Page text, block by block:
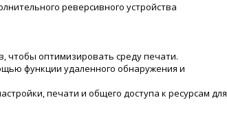
реверсивного устройства
чтобы оптимизировать среду печати.
функции удаленного обнаружения и
печати и общего доступа к ресурсам для